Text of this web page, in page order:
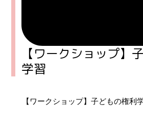
【ワークショップ】
学習
【ワークショップ】子どもの権利